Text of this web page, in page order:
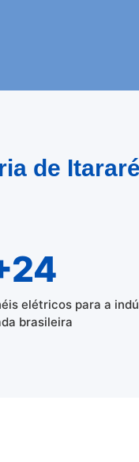
de
elétricos para a
brasileira